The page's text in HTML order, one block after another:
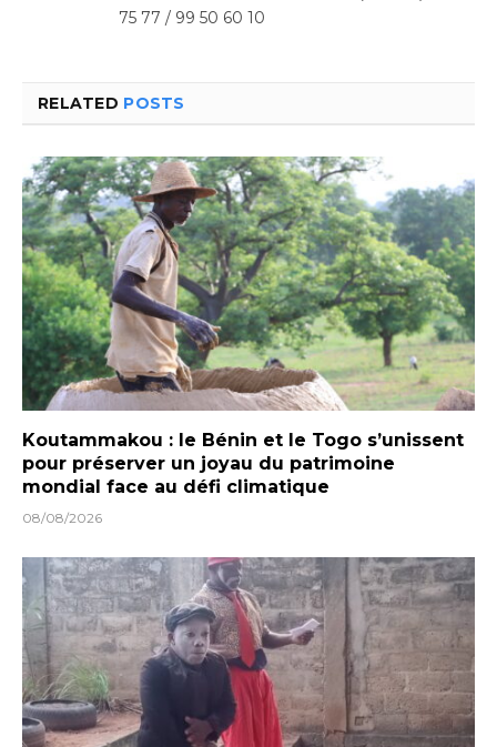
75 77 / 99 50 60 10
RELATED POSTS
Koutammakou : le Bénin et le Togo s’unissent
pour préserver un joyau du patrimoine
mondial face au défi climatique
08/08/2026